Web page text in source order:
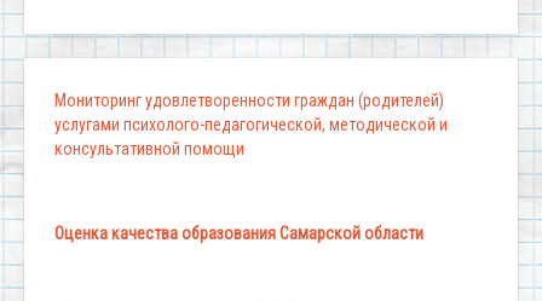
Мониторинг удовлетворенности граждан (родителей)
услугами психолого-педагогической, методической и
консультативной помощи
Оценка качества образования Самарской области